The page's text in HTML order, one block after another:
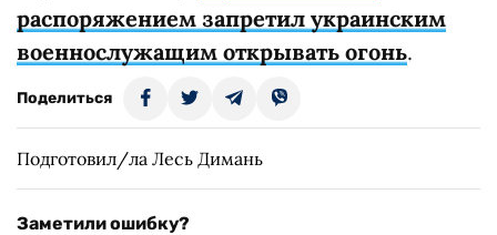
распоряжением запретил украинским
военнослужащим открывать огонь.
Поделиться
Подготовил/ла Лесь Димань
Заметили ошибку?